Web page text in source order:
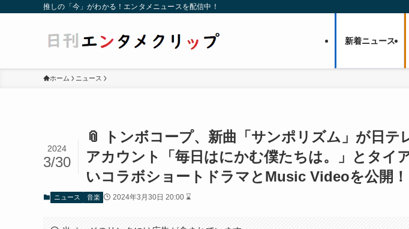
推しの「今」がわかる！エンタメニュースを配信中！
新着ニュース
ホーム ニュース
📎 トンボコープ、新曲「サンポリズム」が日テ
アカウント「毎日はにかむ僕たちは。」とタイ
いコラボショートドラマとMusic Videoを公開！
2024
3/30
ニュース 音楽 2024年3月30日 20:00 ⌛